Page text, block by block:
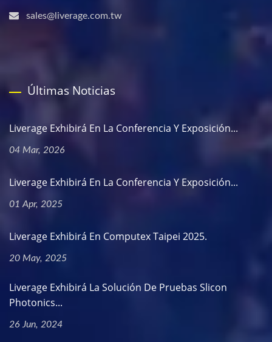
sales@liverage.com.tw
Últimas Noticias
Liverage Exhibirá En La Conferencia Y Exposición...
04 Mar, 2026
Liverage Exhibirá En La Conferencia Y Exposición...
01 Apr, 2025
Liverage Exhibirá En Computex Taipei 2025.
20 May, 2025
Liverage Exhibirá La Solución De Pruebas Slicon
Photonics...
26 Jun, 2024